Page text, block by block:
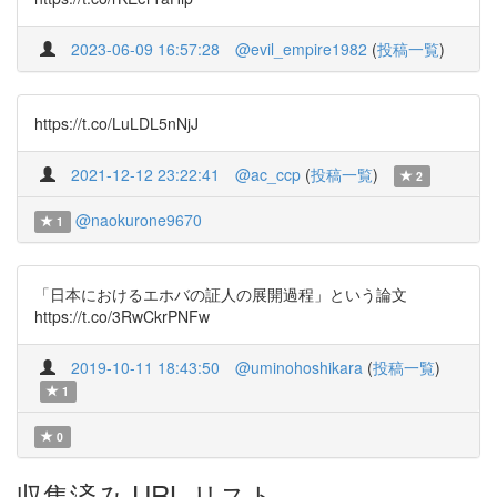
2023-06-09 16:57:28 @evil_empire1982 (投稿一覧)
https://t.co/LuLDL5nNjJ
2021-12-12 23:22:41 @ac_ccp (投稿一覧) 2
1 @naokurone9670
「日本におけるエホバの証人の展開過程」という論文
https://t.co/3RwCkrPNFw
2019-10-11 18:43:50 @uminohoshikara (投稿一覧)
1
0